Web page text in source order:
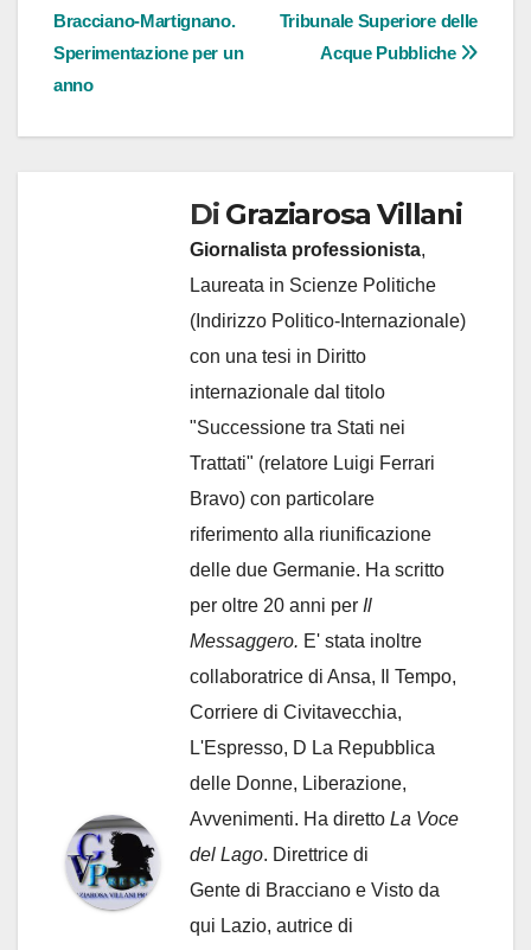
Tribunale Superiore delle
Acque Pubbliche
Bracciano-Martignano.
Sperimentazione per un
anno
Di Graziarosa Villani
Giornalista professionista,
Laureata in Scienze Politiche
(Indirizzo Politico-Internazionale)
con una tesi in Diritto
internazionale dal titolo
"Successione tra Stati nei
Trattati" (relatore Luigi Ferrari
Bravo) con particolare
riferimento alla riunificazione
delle due Germanie. Ha scritto
per oltre 20 anni per Il
Messaggero. E' stata inoltre
collaboratrice di Ansa, Il Tempo,
Corriere di Civitavecchia,
L'Espresso, D La Repubblica
delle Donne, Liberazione,
Avvenimenti. Ha diretto La Voce
del Lago. Direttrice di
Gente di Bracciano e Visto da
qui Lazio, autrice di